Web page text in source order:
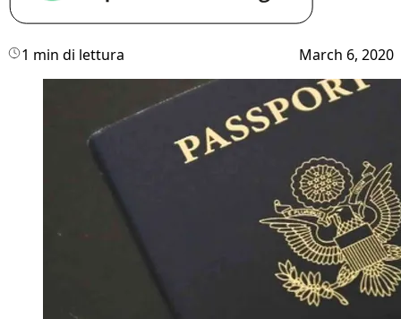
1 min di lettura March 6, 2020